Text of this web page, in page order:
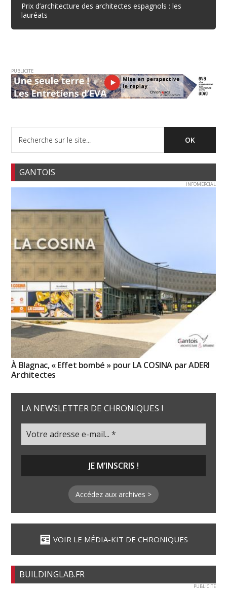
Prix d’architecture des architectes espagnols : les
lauréats
PUBLICITE
GANTOIS
INFOMERCIAL
À Blagnac, « Effet bombé » pour LA COSINA par ADERI
Architectes
LA NEWSLETTER DE CHRONIQUES !
Accédez aux archives >
VOIR LE MÉDIA-KIT DE CHRONIQUES
BUILDINGLAB.FR
PUBLICITE